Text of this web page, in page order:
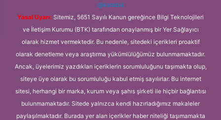
@karabul
Yasal Uyarı: Sitemiz, 5651 Sayılı Kanun gereğince Bilgi Teknolojileri
ve İletişim Kurumu (BTK) tarafından onaylanmış bir Yer Sağlayıcı
olarak hizmet vermektedir. Bu nedenle, sitedeki içerikleri proaktif
olarak denetleme veya araştırma yükümlülüğümüz bulunmamaktadır.
Ancak, üyelerimiz yazdıkları içeriklerin sorumluluğunu taşımakta olup,
siteye üye olarak bu sorumluluğu kabul etmiş sayılırlar. Bu internet
sitesi, herhangi bir marka, kurum veya şahıs şirketi ile hiçbir bağlantısı
bulunmamaktadır. Sitede yalnızca kendi hazırladığımız makaleler
paylaşılmaktadır. Burada yer alan içerikler haber niteliği taşımamakta